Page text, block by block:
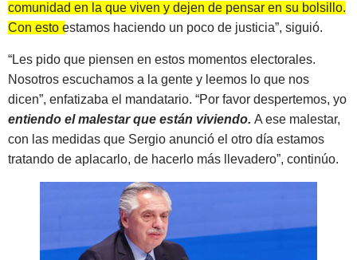
comunidad en la que viven y dejen de pensar en su bolsillo.
Con esto estamos haciendo un poco de justicia”, siguió.
“Les pido que piensen en estos momentos electorales.
Nosotros escuchamos a la gente y leemos lo que nos
dicen”, enfatizaba el mandatario. “Por favor despertemos, yo
entiendo el malestar que están viviendo. A ese malestar,
con las medidas que Sergio anunció el otro día estamos
tratando de aplacarlo, de hacerlo más llevadero”, continúo.